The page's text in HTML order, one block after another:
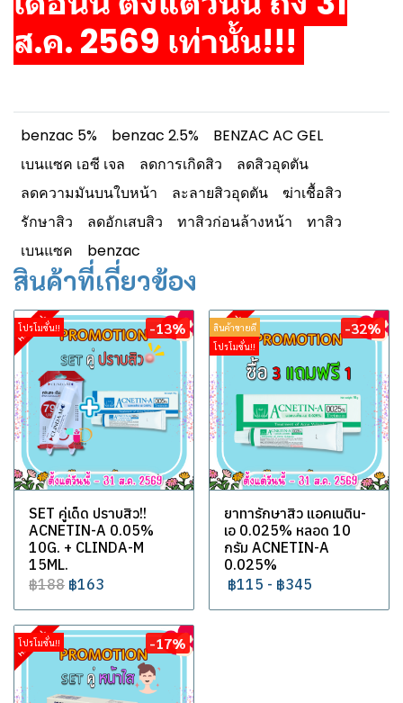
ส.ค. 2569 เท่านั้น!!!
benzac 5% benzac 2.5%
BENZAC AC GEL
เบนแซค เอซี เจล
ลดการเกิดสิว
ลดสิวอุดตัน
ลดความมันบนใบหน้า
ละลายสิวอุดตัน
ฆ่าเชื้อสิว
รักษาสิว
ลดอักเสบสิว ทาสิวก่อนล้างหน้า
ทาสิว
เบนแซค
benzac
สินค้าที่เกี่ยวข้อง
โปรโมชั่น!! -13%
SET คู่เด็ด ปราบสิว!!
ACNETIN-A 0.05%
10G. + CLINDA-M
15ML.
฿188 ฿163
สินค้าขายดี
โปรโมชั่น!!
-32%
ยาทารักษาสิว แอคเนติน-
เอ 0.025% หลอด 10
กรัม ACNETIN-A
0.025%
฿115 - ฿345
โปรโมชั่น!! -17%